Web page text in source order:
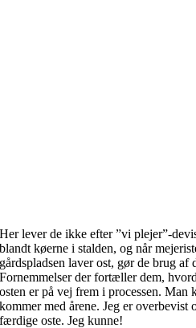
Her lever de ikke efter ”vi plejer”-
blandt køerne i stalden, og når
gårdspladsen laver ost, gør de brug af
Fornemmelser der fortæller dem,
osten er på vej frem i processen.
kommer med årene. Jeg er overbevist
færdige oste. Jeg kunne!